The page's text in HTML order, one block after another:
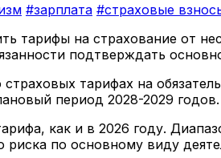
#зарплата #страховые
тарифы на страхование от
подтверждать
тарифах на
период 2028-2029 годов.
как и в 2026 году.
риска по основному виду